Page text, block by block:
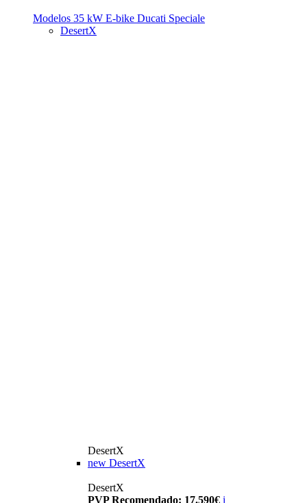
Modelos 35 kW E-bike Ducati Speciale
DesertX
DesertX
new DesertX
DesertX
PVP Recomendado: 17.590€ i